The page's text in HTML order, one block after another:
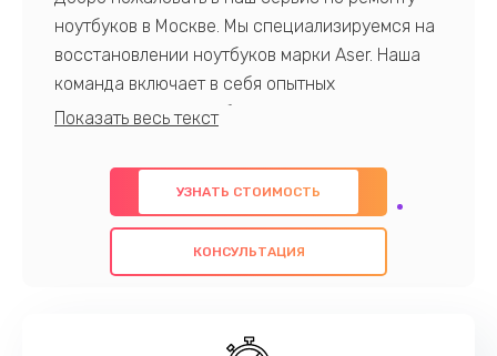
ноутбуков в Москве. Мы специализируемся на
восстановлении ноутбуков марки Aser. Наша
команда включает в себя опытных
профессионалов с обширными знаниями и
предлагаем быстрый и качественный ремонт с
использованием оригинальных компонентов, а
также гарантируем качество всех
проведенных работ. Наша цель - предоставить
наилучшим образом. Не медлите записаться на
УЗНАТЬ СТОИМОСТЬ
КОНСУЛЬТАЦИЯ